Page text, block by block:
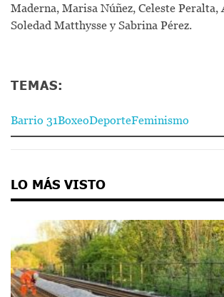
Maderna, Marisa Núñez, Celeste Peralta,
Soledad Matthysse y Sabrina Pérez.
TEMAS:
Barrio 31BoxeoDeporteFeminismo
LO MÁS VISTO